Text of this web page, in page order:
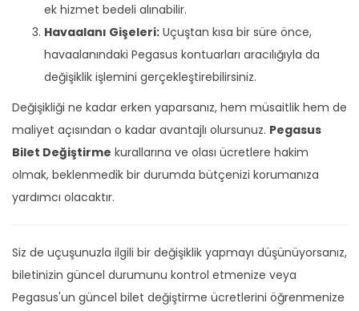
ek hizmet bedeli alınabilir.
Havaalanı Gişeleri: Uçuştan kısa bir süre önce,
havaalanındaki Pegasus kontuarları aracılığıyla da
değişiklik işlemini gerçekleştirebilirsiniz.
Değişikliği ne kadar erken yaparsanız, hem müsaitlik hem de
maliyet açısından o kadar avantajlı olursunuz. Pegasus
Bilet Değiştirme kurallarına ve olası ücretlere hakim
olmak, beklenmedik bir durumda bütçenizi korumanıza
yardımcı olacaktır.
Siz de uçuşunuzla ilgili bir değişiklik yapmayı düşünüyorsanız,
biletinizin güncel durumunu kontrol etmenize veya
Pegasus'un güncel bilet değiştirme ücretlerini öğrenmenize